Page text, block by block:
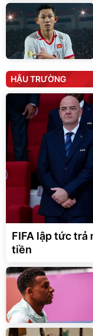
HẬU TRƯỜNG
FIFA lập tức trả
tiền